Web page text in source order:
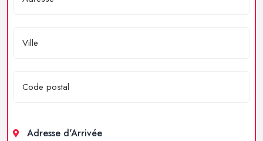
Adresse d'Arrivée